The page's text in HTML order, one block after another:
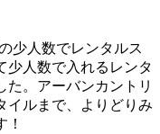
少人数でレンタルス
少人数で入れるレンタ
た。アーバンカントリ
イルまで、よりどりみ